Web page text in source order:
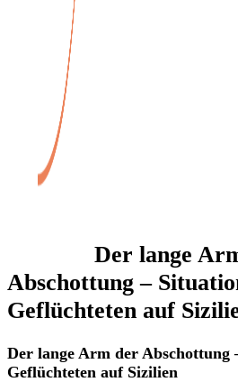
Der lange
Abschottung –
Geflüchteten auf
Der lange Arm der Abschottung
Geflüchteten auf Sizilien